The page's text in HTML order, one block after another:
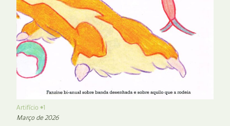
Artifício #1
Março de 2026